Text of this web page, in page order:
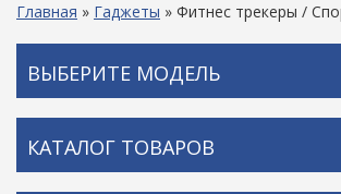
Главная » Гаджеты » Фитнес трекеры /
ВЫБЕРИТЕ МОДЕЛЬ
КАТАЛОГ ТОВАРОВ